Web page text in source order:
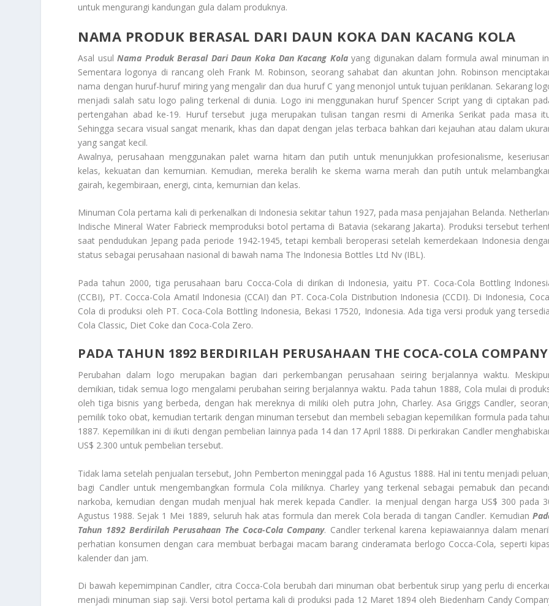
untuk mengurangi kandungan gula dalam produknya.
NAMA PRODUK BERASAL DARI DAUN KOKA DAN KACANG KOLA
Asal usulNama ProdukBerasal Dari Daun Koka Dan Kacang Kolayang digunakan dalam formula awal minuman
Sementara logonya di rancang oleh Frank M. Robinson, seorang sahabat dan akuntan John. Robinson
nama dengan huruf-huruf miring yang mengalir dan dua huruf C yang menonjol untuk tujuan periklanan. Sekarang
menjadi salah satu logo paling terkenal di dunia. Logo ini menggunakan huruf Spencer Script yang di ciptakan
pertengahan abad ke-19. Huruf tersebut juga merupakan tulisan tangan resmi di Amerika Serikat pada masa
Sehingga secara visual sangat menarik, khas dan dapat dengan jelas terbaca bahkan dari kejauhan atau dalam
yang sangat kecil.
Awalnya, perusahaan menggunakan palet warna hitam dan putih untuk menunjukkan profesionalisme,
kelas, kekuatan dan kemurnian. Kemudian, mereka beralih ke skema warna merah dan putih untuk
gairah, kegembiraan, energi, cinta, kemurnian dan kelas.
Minuman Cola pertama kali di perkenalkan di Indonesia sekitar tahun 1927, pada masa penjajahan Belanda.
Indische Mineral Water Fabrieck memproduksi botol pertama di Batavia (sekarang Jakarta). Produksi tersebut
saat pendudukan Jepang pada periode 1942-1945, tetapi kembali beroperasi setelah kemerdekaan Indonesia
status sebagai perusahaan nasional di bawah nama The Indonesia Bottles Ltd Nv (IBL).
Pada tahun 2000, tiga perusahaan baru Cocca-Cola di dirikan di Indonesia, yaitu PT. Coca-Cola Bottling
(CCBI), PT. Cocca-Cola Amatil Indonesia (CCAI) dan PT. Coca-Cola Distribution Indonesia (CCDI). Di Indonesia,
Cola di produksi oleh PT. Coca-Cola Bottling Indonesia, Bekasi 17520, Indonesia. Ada tiga versi produk yang
Cola Classic, Diet Coke dan Coca-Cola Zero.
PADA TAHUN 1892 BERDIRILAH PERUSAHAAN THE COCA-COLA COMPANY
Perubahan dalam logo merupakan bagian dari perkembangan perusahaan seiring berjalannya waktu.
demikian, tidak semua logo mengalami perubahan seiring berjalannya waktu. Pada tahun 1888, Cola mulai di
oleh tiga bisnis yang berbeda, dengan hak mereknya di miliki oleh putra John, Charley. Asa Griggs Candler,
pemilik toko obat, kemudian tertarik dengan minuman tersebut dan membeli sebagian kepemilikan formula pada
1887. Kepemilikan ini di ikuti dengan pembelian lainnya pada 14 dan 17 April 1888. Di perkirakan Candler
US$ 2.300 untuk pembelian tersebut.
Tidak lama setelah penjualan tersebut, John Pemberton meninggal pada 16 Agustus 1888. Hal ini tentu menjadi
bagi Candler untuk mengembangkan formula Cola miliknya. Charley yang terkenal sebagai pemabuk dan
narkoba, kemudian dengan mudah menjual hak merek kepada Candler. Ia menjual dengan harga US$ 300 pada
Agustus 1988. Sejak 1 Mei 1889, seluruh hak atas formula dan merek Cola berada di tangan Candler. Kemudian
Tahun 1892 Berdirilah Perusahaan The Coca-Cola Company. Candler terkenal karena kepiawaiannya dalam
perhatian konsumen dengan cara membuat berbagai macam barang cinderamata berlogo Cocca-Cola, seperti
kalender dan jam.
Di bawah kepemimpinan Candler, citra Cocca-Cola berubah dari minuman obat berbentuk sirup yang perlu di
menjadi minuman siap saji. Versi botol pertama kali di produksi pada 12 Maret 1894 oleh Biedenharn Candy